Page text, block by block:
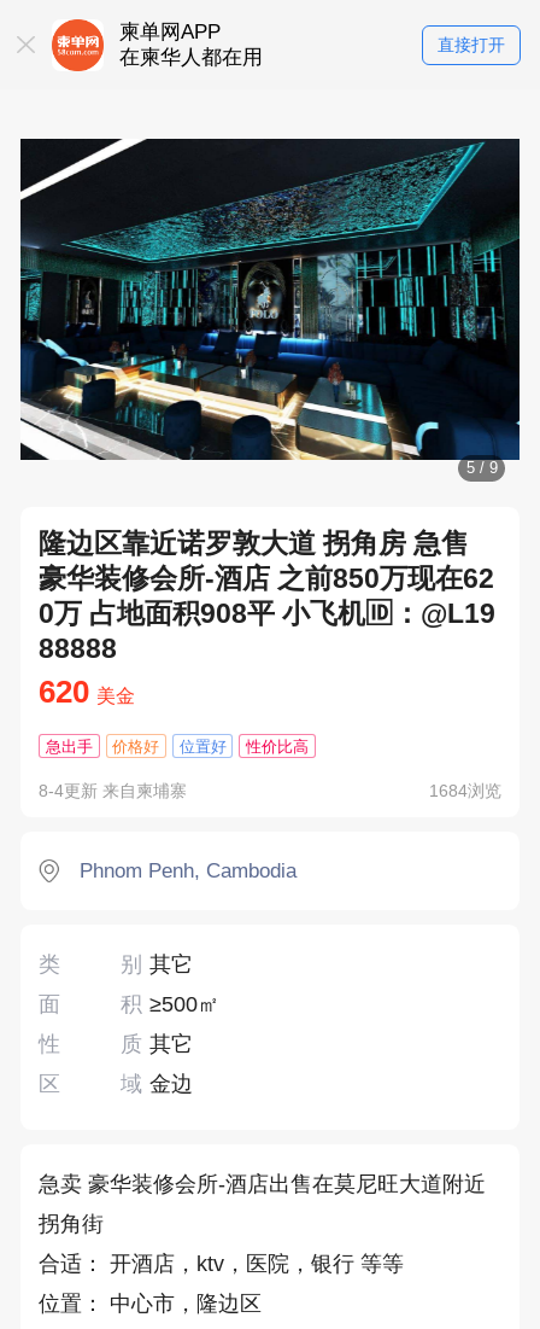
柬单网APP
在柬华人都在用
直接打开
5/ 9
隆边区靠近诺罗敦大道 拐角房 急售
豪华装修会所-酒店 之前850万现在62
0万 占地面积908平 小飞机🆔：@L19
88888
620 美金
急出手 价格好 位置好 性价比高
8-4更新 来自柬埔寨 1684浏览
Phnom Penh, Cambodia
类别 其它
面积 ≥500㎡
性质 其它
区域 金边
急卖 豪华装修会所-酒店出售在莫尼旺大道附近
拐角街
合适： 开酒店，ktv，医院，银行 等等
位置： 中心市，隆边区